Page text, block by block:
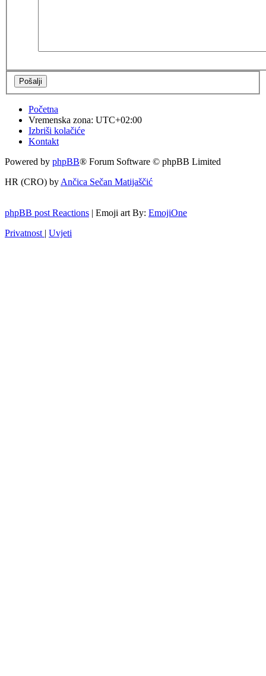
Početna
Vremenska zona: UTC+02:00
Izbriši kolačiće
Kontakt
Powered by phpBB® Forum Software © phpBB Limited
HR (CRO) byAnčica Sečan Matijaščić
phpBB post Reactions | Emoji art By: EmojiOne
Privatnost
Uvjeti